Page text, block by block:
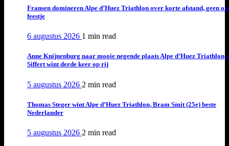
Fransen domineren Alpe d’Huez Triathlon over korte afstand, geen
feestje
6 augustus 2026 1 min read
Anne Knijnenburg naar mooie negende plaats Alpe d’Huez Triathlon,
Siffert wint derde keer op rij
5 augustus 2026 2 min read
Thomas Steger wint Alpe d’Huez Triathlon, Bram Smit (25e) beste
Nederlander
5 augustus 2026 2 min read